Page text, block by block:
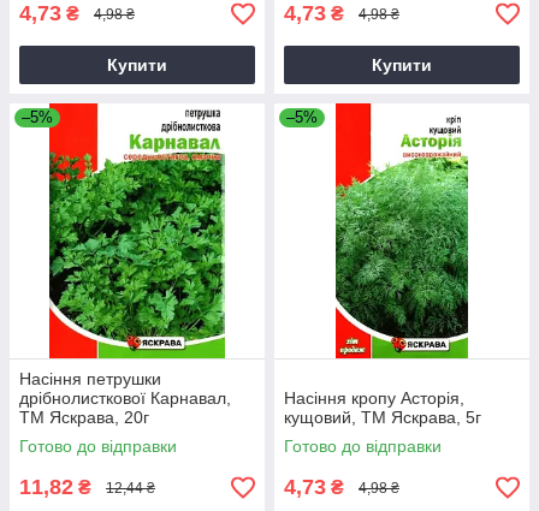
4,73 ₴ 4,98 ₴
Купити
4,73 ₴ 4,98 ₴
Купити
–5%
Насіння петрушки
дрібнолисткової Карнавал,
ТМ Яскрава, 20г
Готово до відправки
11,82 ₴ 12,44 ₴
–5%
Насіння кропу Асторія,
кущовий, ТМ Яскрава, 5г
Готово до відправки
4,73 ₴ 4,98 ₴